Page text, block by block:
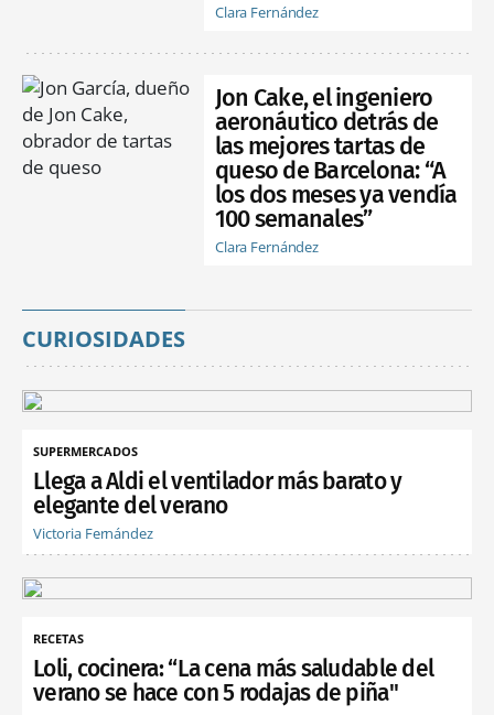
Clara Fernández
Jon Cake, el ingeniero
aeronáutico detrás de
las mejores tartas de
queso de Barcelona: “A
los dos meses ya vendía
100 semanales”
Clara Fernández
CURIOSIDADES
SUPERMERCADOS
Llega a Aldi el ventilador más barato y
elegante del verano
Victoria Fernández
RECETAS
Loli, cocinera: “La cena más saludable del
verano se hace con 5 rodajas de piña"